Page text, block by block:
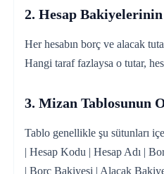
2. Hesap
Her hesabın borç ve alacak
Hangi taraf fazlaysa o tutar,
3. Mizan Tablosunun
Tablo genellikle şu sütunları
| Hesap Kodu | Hesap Adı |
| Borç Bakiyesi | Alacak